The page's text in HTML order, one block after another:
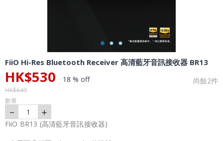
FiiO Hi-Res Bluetooth Receiver 高清藍牙音訊接收器 BR13
HK$530 18 % off 尚餘2件
HK$649
數量
－ 1 ＋
FiiO BR13 (高清藍牙音訊接收器)